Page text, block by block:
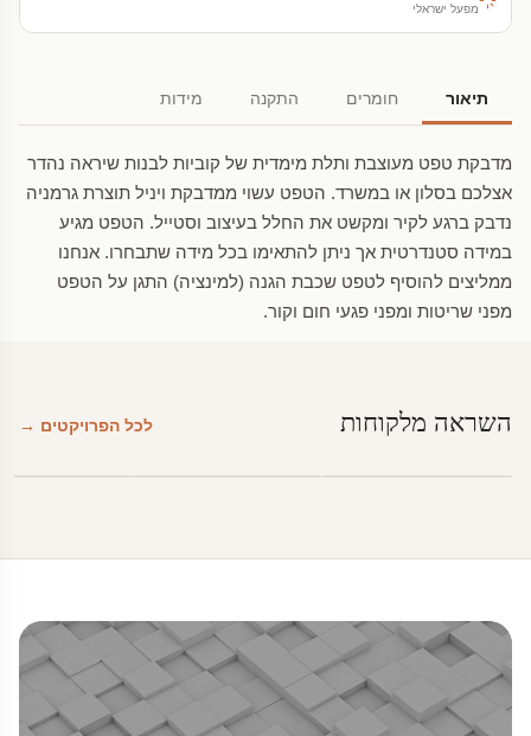
מפעל ישראלי
תיאור חומרים התקנה מידות
מדבקת טפט מעוצבת ותלת מימדית של קוביות לבנות שיראה נהדר
אצלכם בסלון או במשרד. הטפט עשוי ממדבקת ויניל תוצרת גרמניה
נדבק ברגע לקיר ומקשט את החלל בעיצוב וסטייל. הטפט מגיע
במידה סטנדרטית אך ניתן להתאימו בכל מידה שתבחרו. אנחנו
ממליצים להוסיף לטפט שכבת הגנה (למינציה) התגן על הטפט
מפני שריטות ומפני פגעי חום וקור.
השראה מלקוחות לכל הפרויקטים →